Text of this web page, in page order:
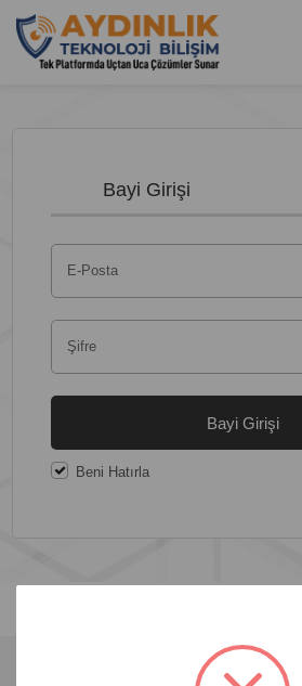
Bayi Girişi
E-Posta
Şifre
Bayi Girişi
Beni Hatırla